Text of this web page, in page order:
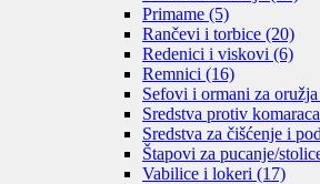
Primame (5)
Rančevi i torbice (20)
Redenici i viskovi (6)
Remnici (16)
Sefovi i ormani za oružja
Sredstva protiv
Sredstva za čišćenje i
Štapovi za pucanje/
Vabilice i lokeri (17)